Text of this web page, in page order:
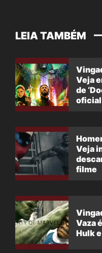
LEIA TAMBÉM
Veja
de
oficial
Veja
filme
Vaza
Hulk